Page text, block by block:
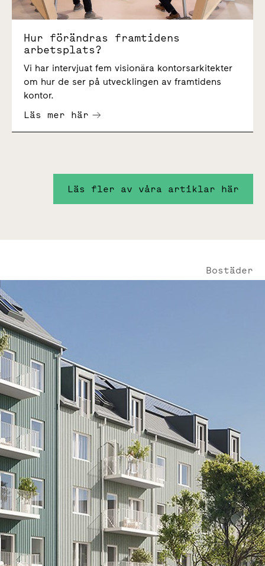
Hur förändras framtidens
arbetsplats?
Vi har intervjuat fem visionära kontorsarkitekter
om hur de ser på utvecklingen av framtidens
kontor.
Läs mer här
Läs fler av våra artiklar här
Bostäder